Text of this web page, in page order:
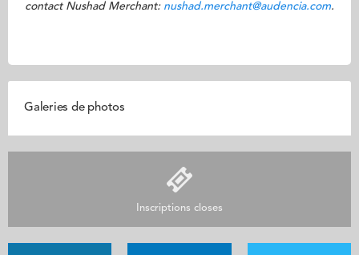
contact Nushad Merchant: nushad.merchant@audencia.com.
Galeries de photos
Inscriptions closes